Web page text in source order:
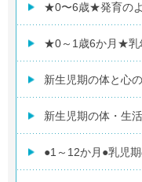
★0〜6歳★発育の
★0～1歳6か月★乳
新生児期の体と心
新生児期の体・生
●1～12か月●乳児